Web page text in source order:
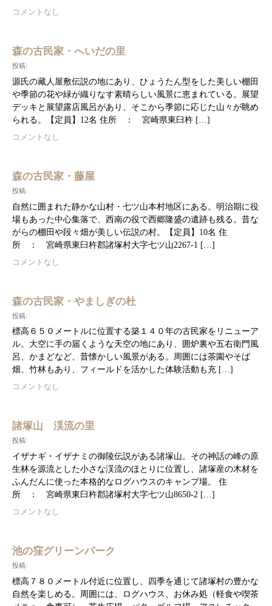
コメントなし
森の古民家・へいだの里
投稿:
源氏の藏人屋敷伝説の地にあり、ひょうたん型をした美しい棚田
や季節の花や緑が織りなす素晴らしい風景に恵まれている。展望
デッキと展望露店風呂があり、そこから季節に応じた山々が眺め
られる。【定員】12名 住所 ： 宮崎県東臼杵 […]
コメントなし
森の古民家・藤屋
投稿:
自然に囲まれた静かな山村・七ツ山本村地区にある。明治期に役
場もあった中心集落で、西南の役で西郷隆盛の遺跡も残る。昔な
がらの棚田や段々畑が美しい伝説の村。【定員】10名 住
所 ： 宮崎県東臼杵郡諸塚村大字七ツ山2267-1 […]
コメントなし
森の古民家・やましぎの杜
投稿:
標高６５０メートルに位置する築１４０年の古民家をリニューア
ル。大空に手の届くような天空の地にあり、囲炉裏や五右衛門風
呂、かまどなど、昔懐かしい風景がある。周囲には茶園やそば
畑、竹林もあり、フィールドを活かした体験活動も充 […]
コメントなし
諸塚山 渓流の里
投稿:
イザナギ・イザナミの御陵伝説がある諸塚山。その神話の峰の原
生林を源流とした小さな渓流のほとりに位置し、諸塚産の木材を
ふんだんに使った本格的なログハウスのキャンプ場。 住
所 ： 宮崎県東臼杵郡諸塚村大字七ツ山8650-2 […]
コメントなし
池の窪グリーンパーク
投稿:
標高７８０メートル付近に位置し、四季を通じて諸塚村の豊かな
自然を楽しめる。周囲には、ログハウス、お休み処（軽食や喫茶